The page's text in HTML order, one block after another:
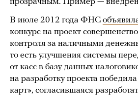
В июле 2012 года ФНС
конкурс на проект
контроля за наличными
то есть улучшения системы
от касс в базу данных
на разработку проекта
карт», согласившаяся